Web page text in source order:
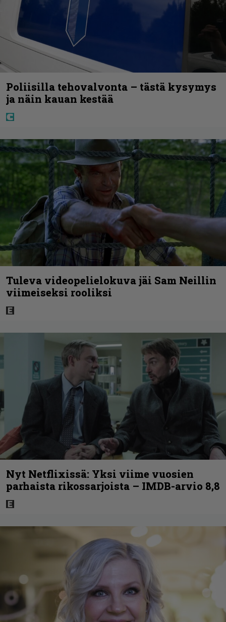
Poliisilla tehovalvonta – tästä kysymys
ja näin kauan kestää
Tuleva videopelielokuva jäi Sam Neillin
viimeiseksi rooliksi
Nyt Netflixissä: Yksi viime vuosien
parhaista rikossarjoista – IMDB-arvio 8,8